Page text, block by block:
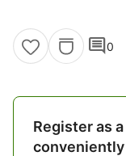
comment0
Register as
conveniently